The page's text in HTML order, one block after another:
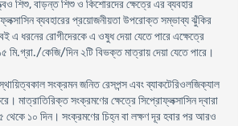
শিশু, বাড়ন্ত শিশু ও কিশোরদের ক্ষেত্রে এর ব্যবহার
ব্যবহারের প্রয়োজনীয়তা উপরোক্ত সম্ভাব্য ঝুঁকির
এ ধরনের রোগীদেরকে এ ওষুধ দেয়া যেতে পারে এক্ষেত্রে
মি.গ্রা./কেজি/দিন ২টি বিভক্ত মাত্রায় দেয়া যেতে পারে।
সংক্রমন জনিত রেসপন্স এবং ব্যাকটেরিওলজিক্যাল
মাত্রাতিরিক্ত সংক্রমণের ক্ষেত্রে সিপ্রোফ্লক্সাসিন দ্বারা
৫ থেকে ১০ দিন। সংক্রমণের চিহ্ন বা লক্ষণ দূর হবার পর আরও